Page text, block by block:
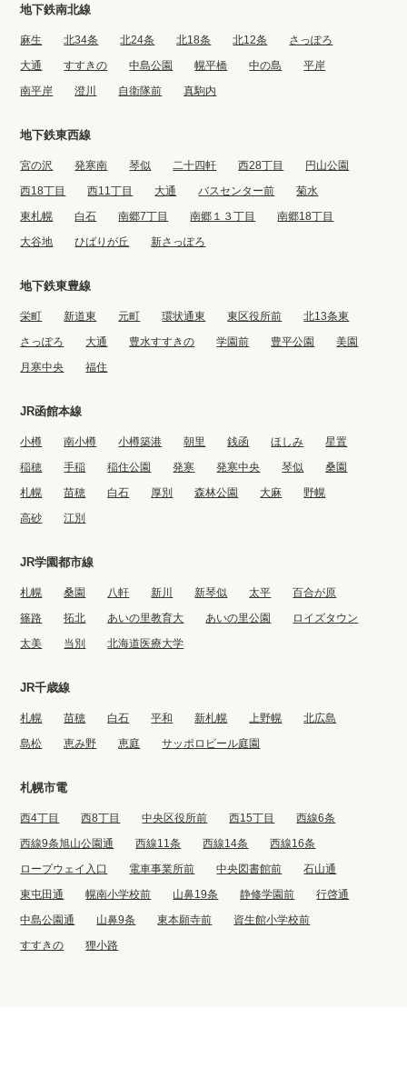
地下鉄南北線
麻生 北34条 北24条 北18条 北12条
さっぽろ
大通
すすきの 中島公園 幌平橋 中の島
平岸
南平岸
澄川 自衛隊前 真駒内
地下鉄東西線
宮の沢 発寒南 琴似 二十四軒 西28丁目
円山公園
西18丁目
西11丁目 大通 バスセンター前
菊水
東札幌
白石 南郷7丁目 南郷１３丁目
南郷18丁目
大谷地
ひばりが丘 新さっぽろ
地下鉄東豊線
栄町 新道東 元町 環状通東 東区役所前
北13条東
さっぽろ
大通 豊水すすきの 学園前 豊平公園
美園
月寒中央
福住
JR函館本線
小樽 南小樽 小樽築港 朝里 銭函 ほしみ
星置
稲穂
手稲 稲住公園 発寒 発寒中央 琴似
桑園
札幌
苗穂 白石 厚別 森林公園 大麻
野幌
高砂
江別
JR学園都市線
札幌 桑園 八軒 新川 新琴似 太平
百合が原
篠路
拓北 あいの里教育大 あいの里公園
ロイズタウン
太美
当別 北海道医療大学
JR千歳線
札幌 苗穂 白石 平和 新札幌 上野幌
北広島
島松
恵み野 恵庭 サッポロビール庭園
札幌市電
西4丁目 西8丁目 中央区役所前 西15丁目
西線6条
西線9条旭山公園通
西線11条 西線14条
西線16条
ロープウェイ入口
電車事業所前 中央図書館前
石山通
東屯田通
幌南小学校前 山鼻19条 静修学園前
行啓通
中島公園通
山鼻9条 東本願寺前
資生館小学校前
すすきの
狸小路